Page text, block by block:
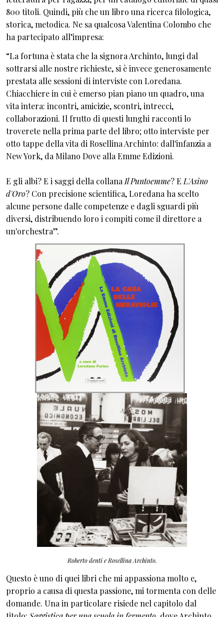
800 titoli. Quindi, più che un libro una ricerca filologica,
storica, metodica. Ne sa qualcosa Valentina Colombo che
ha partecipato all’impresa:
“La fortuna è stata che la signora Archinto, lungi dal
sottrarsi alle nostre richieste, si è invece generosamente
prestata alle sessioni di interviste con Loredana.
Chiacchiere in cui è emerso pian piano un quadro, una
vita intera: incontri, amicizie, scontri, intrecci,
collaborazioni. Il frutto di questi lunghi racconti lo
troverete nella prima parte del libro; otto interviste per
otto tappe della vita di Rosellina Archinto: dall'infanzia a
New York, da Milano Dove alla Emme Edizioni.
E gli albi? E i saggi della collana Il Puntoemme? E L'Asino
d'Oro? Con precisione scientifica, Loredana ha scelto
alcune persone dalle competenze e dagli sguardi più
diversi, distribuendo loro i compiti come il direttore a
un'orchestra”.
Roberto denti e Rosellina Archinto.
Questo è uno di quei libri che mi appassiona molto e,
proprio a causa di questa passione, mi tormenta con delle
domande. Una in particolare risiede nel capitolo dal